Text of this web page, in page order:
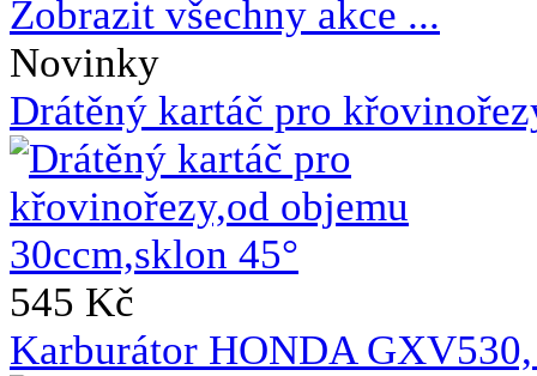
Zobrazit všechny akce ...
Novinky
Drátěný kartáč pro
545 Kč
Karburátor HONDA